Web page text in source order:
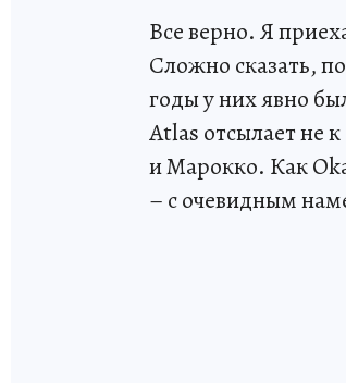
Все верно. Я
Сложно сказать,
годы у них явно
Atlas отсылает не
и Марокко. Как
– с очевидным